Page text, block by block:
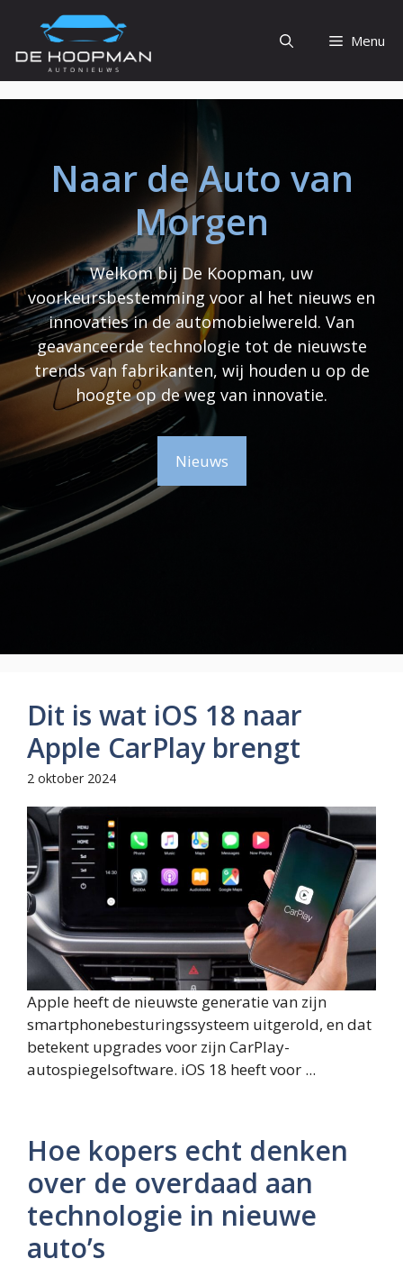
de
inhoud
Menu
Naar de Auto van
Morgen
Welkom bij De Koopman, uw
voorkeursbestemming voor al het nieuws en
innovaties in de automobielwereld. Van
geavanceerde technologie tot de nieuwste
trends van fabrikanten, wij houden u op de
hoogte op de weg van innovatie.
Nieuws
Dit is wat iOS 18 naar
Apple CarPlay brengt
2 oktober 2024
Apple heeft de nieuwste generatie van zijn
smartphonebesturingssysteem uitgerold, en dat
betekent upgrades voor zijn CarPlay-
autospiegelsoftware. iOS 18 heeft voor ...
Hoe kopers echt denken
over de overdaad aan
technologie in nieuwe
auto’s